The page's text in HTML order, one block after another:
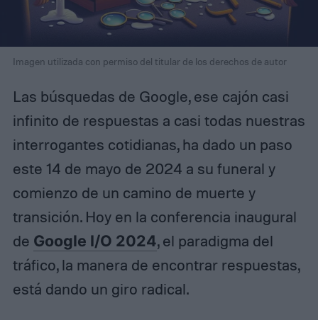
Imagen utilizada con permiso del titular de los derechos de autor
Las búsquedas de Google, ese cajón casi
infinito de respuestas a casi todas nuestras
interrogantes cotidianas, ha dado un paso
este 14 de mayo de 2024 a su funeral y
comienzo de un camino de muerte y
transición. Hoy en la conferencia inaugural
de Google I/O 2024, el paradigma del
tráfico, la manera de encontrar respuestas,
está dando un giro radical.